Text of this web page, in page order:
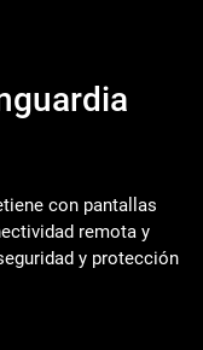
con pantallas
remota y
y protección